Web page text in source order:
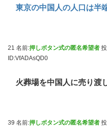
東京の中国人の人口は半
21 名前:押しボタン式の匿名希望者
ID:VfADAsQD0
火葬場を中国人に売り渡
39 名前:押しボタン式の匿名希望者